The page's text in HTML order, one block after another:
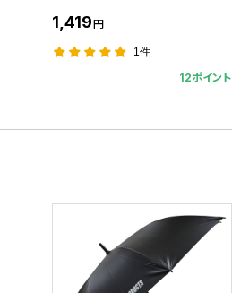
1,419円
1件
12ポイント